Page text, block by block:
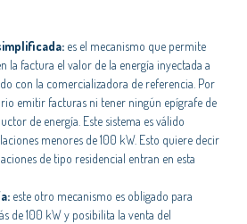
es el mecanismo que permite
la factura el valor de la energía inyectada a
con la comercializadora de referencia. Por
emitir facturas ni tener ningún epígrafe de
de energía. Este sistema es válido
menores de 100 kW. Esto quiere decir
de tipo residencial entran en esta
este otro mecanismo es obligado para
de 100 kW y posibilita la venta del